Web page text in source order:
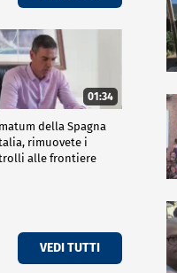
01:34
della Spagna
rimuovete i
alle frontiere
VEDI TUTTI